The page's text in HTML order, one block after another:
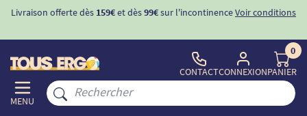
-10%avec le code "BIENVENUE" pourla 1ère commande
MENU
CONTACTCONNEXION
0
PANIER